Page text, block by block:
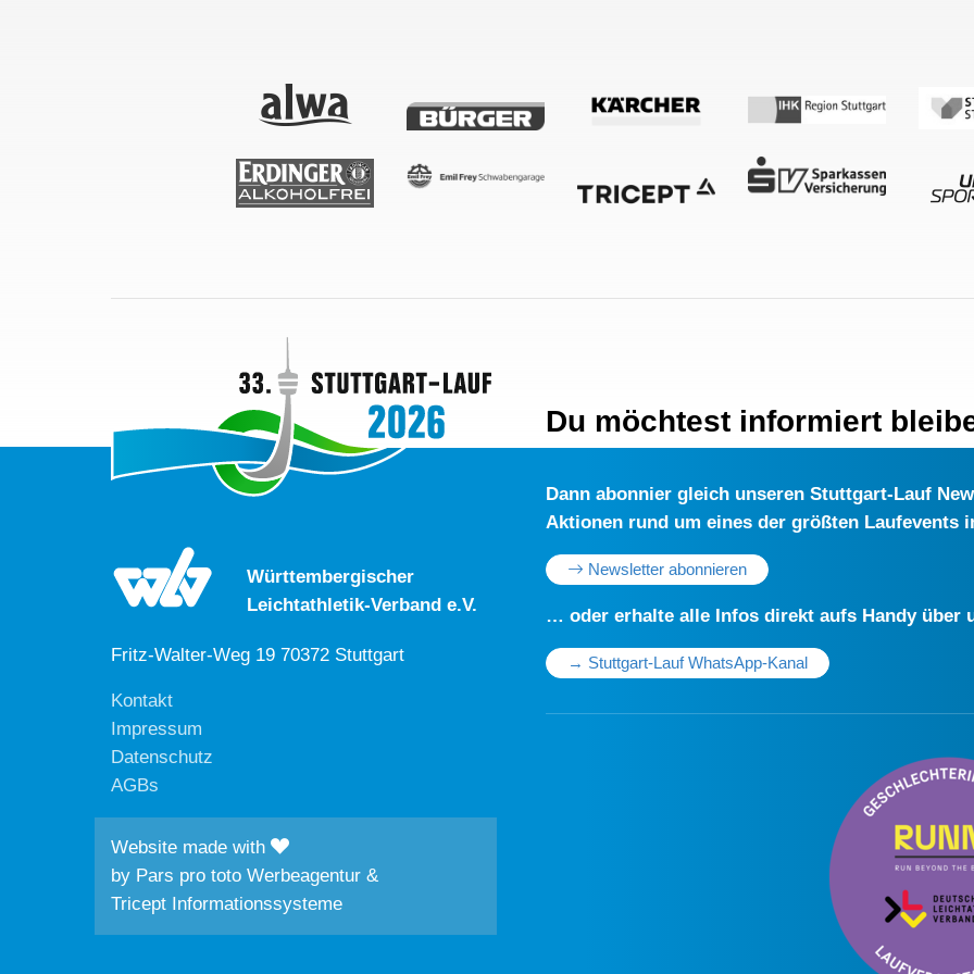
Du möchtest informiert
Württembergischer
Leichtathletik-Verband e.V.
Fritz-Walter-Weg 19 70372 Stuttgart
Kontakt
Impressum
Datenschutz
AGBs
Website made with
by Pars pro toto Werbeagentur &
Tricept Informationssysteme
Dann abonnier gleich unseren Stuttgart-Lauf
Aktionen rund um eines der größten Laufevents
Newsletter abonnieren
… oder erhalte alle Infos direkt aufs Handy über
→ Stuttgart-Lauf WhatsApp-Kanal